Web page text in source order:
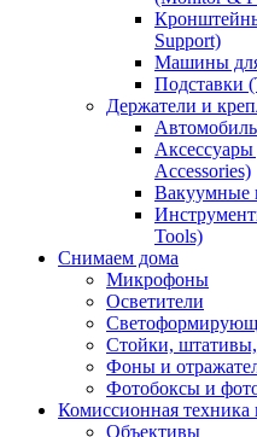
Support)
Машины для
Подставки
Держатели и
Аксессуары
Accessories)
Вакуумные
Tools)
Снимаем дома
Микрофоны
Осветители
Стойки,
Фоны и
Фотобоксы и
Комиссионная техника
Объективы